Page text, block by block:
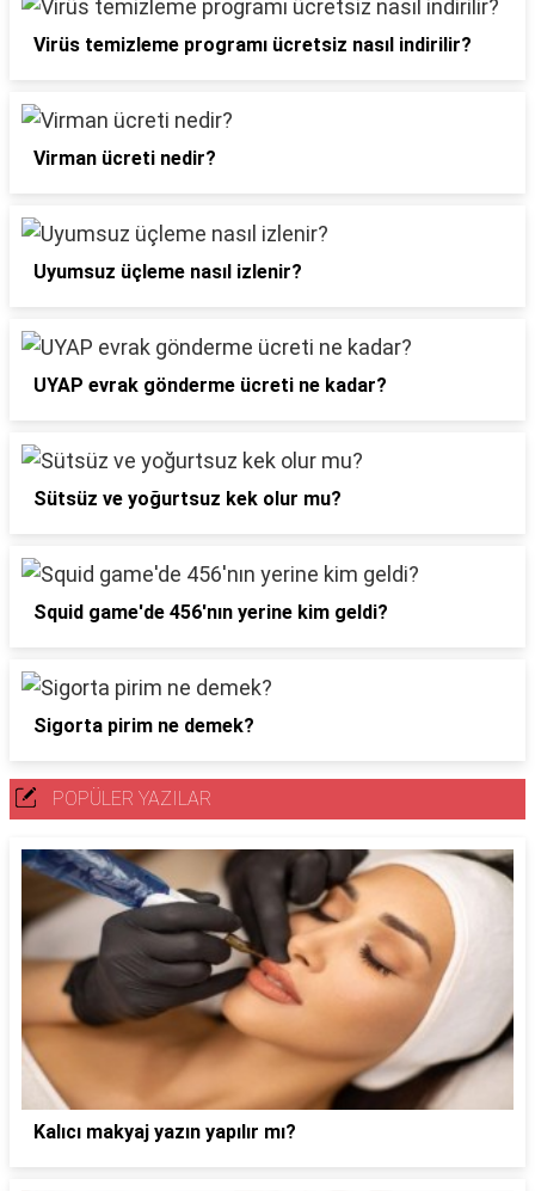
Virüs temizleme programı ücretsiz nasıl indirilir?
Virman ücreti nedir?
Uyumsuz üçleme nasıl izlenir?
UYAP evrak gönderme ücreti ne kadar?
Sütsüz ve yoğurtsuz kek olur mu?
Squid game'de 456'nın yerine kim geldi?
Sigorta pirim ne demek?
POPÜLER YAZILAR
Kalıcı makyaj yazın yapılır mı?